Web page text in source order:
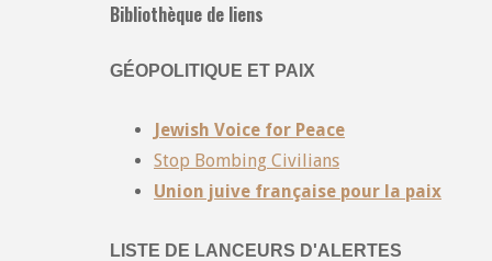
Bibliothèque de liens
GÉOPOLITIQUE ET PAIX
Jewish Voice for Peace
Stop Bombing Civilians
Union juive française pour la paix
LISTE DE LANCEURS D'ALERTES